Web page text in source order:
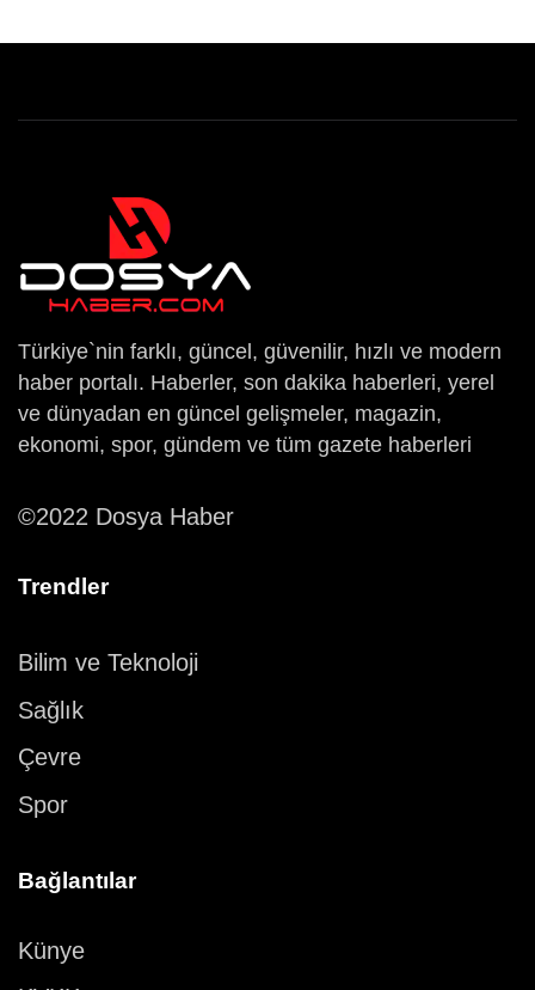
Türkiye`nin farklı, güncel, güvenilir, hızlı ve modern
haber portalı. Haberler, son dakika haberleri, yerel
ve dünyadan en güncel gelişmeler, magazin,
ekonomi, spor, gündem ve tüm gazete haberleri
©2022 Dosya Haber
Trendler
Bilim ve Teknoloji
Sağlık
Çevre
Spor
Bağlantılar
Künye